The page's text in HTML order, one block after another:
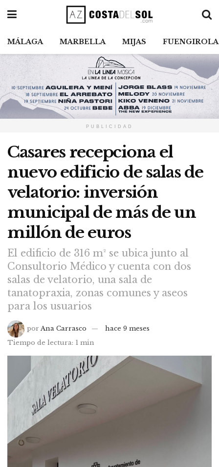
MÁLAGA MARBELLA MIJAS FUENGIROLA
PUBLICIDAD
Casares recepciona el
nuevo edificio de salas de
velatorio: inversión
municipal de más de un
millón de euros
El edificio de 316 m² se ubica junto al
Consultorio Médico y cuenta con dos
salas de velatorio, una sala de
tanatopraxia, zonas comunes y aseos
para los usuarios
por Ana Carrasco
hace 9 meses
Tiempo de lectura: 1 min